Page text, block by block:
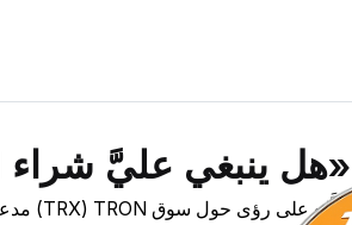
«هل ينبغي عليَّ شراء TRON ‏(TRX) الآن؟»
اطَّلع على رؤى حول سوق TRON ‏(TRX) مدعومة بالذكاء الاصطناعي وتحليل مباشر لسعر TRX مقابل DKK.